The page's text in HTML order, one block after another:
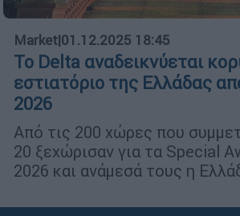
Market|01.12.2025 18:45
Το Delta αναδεικνύεται
εστιατόριο της Ελλάδας
2026
Από τις 200 χώρες που
20 ξεχώρισαν για τα Special
2026 και ανάμεσά τους η